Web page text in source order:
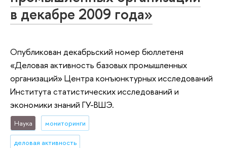
в декабре 2009 года»
Опубликован декабрьский номер бюллетеня
«Деловая активность базовых промышленных
организаций» Центра конъюнктурных исследований
Института статистических исследований и
экономики знаний ГУ-ВШЭ.
Наука мониторинги
деловая активность